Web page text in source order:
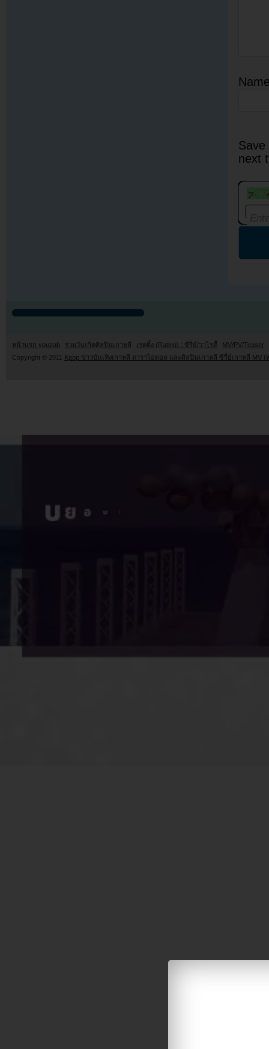
next
หน้าแรก youzab รวมวันเกิดศิลปินเกาหลี เรตติ้ง (Rating) : ซีรี่ย์/วาไรตี้
MV/PV/Teaser
Copyright © 2011 Kpop ข่าวบันเทิงเกาหลี ดาราไอดอล และศิลปินเกาหลี ซีรี่ย์เกาหลี MV